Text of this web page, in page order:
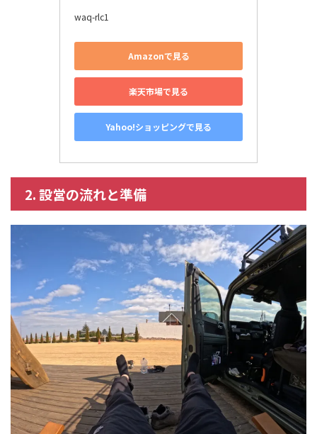
waq-rlc1
Amazonで見る
楽天市場で見る
Yahoo!ショッピングで見る
2. 設営の流れと準備